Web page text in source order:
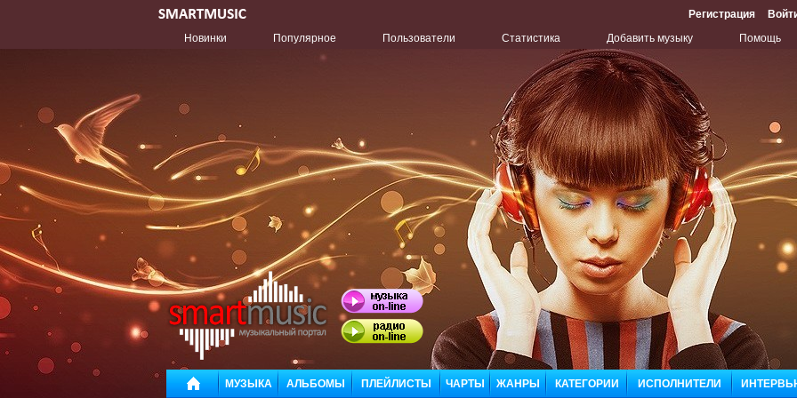
Регистрация
Новинки
Популярное Пользователи Статистика Добавить музыку Помощь
МУЗЫКА АЛЬБОМЫ ПЛЕЙЛИСТЫ ЧАРТЫ ЖАНРЫ КАТЕГОРИИ ИСПОЛНИТЕЛИ